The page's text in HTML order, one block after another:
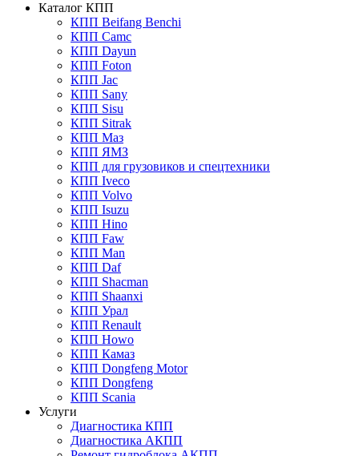
Каталог КПП
КПП Beifang Benchi
КПП Camc
КПП Dayun
КПП Foton
КПП Jac
КПП Sany
КПП Sisu
КПП Sitrak
КПП Маз
КПП ЯМЗ
КПП для грузовиков и спецтехники
КПП Iveco
КПП Volvo
КПП Isuzu
КПП Hino
КПП Faw
КПП Man
КПП Daf
КПП Shacman
КПП Shaanxi
КПП Урал
КПП Renault
КПП Howo
КПП Камаз
КПП Dongfeng Motor
КПП Dongfeng
КПП Scania
Услуги
Диагностика КПП
Диагностика АКПП